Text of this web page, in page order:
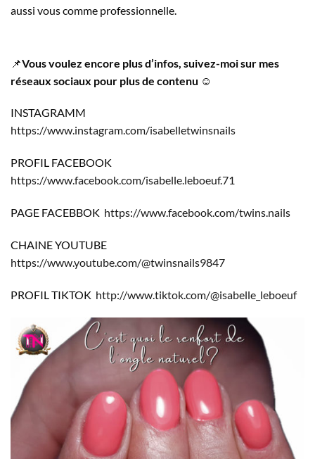
aussi vous comme professionnelle.
📌Vous voulez encore plus d’infos, suivez-moi sur mes
réseaux sociaux pour plus de contenu ☺️
INSTAGRAMM
https://www.instagram.com/isabelletwinsnails
PROFIL FACEBOOK
https://www.facebook.com/isabelle.leboeuf.71
PAGE FACEBBOK https://www.facebook.com/twins.nails
CHAINE YOUTUBE
https://www.youtube.com/@twinsnails9847
PROFIL TIKTOK http://www.tiktok.com/@isabelle_leboeuf